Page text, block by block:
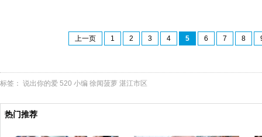
上一页 1 2 3 4 5 6 7 8
标签： 说出你的爱 520 小编 徐闻菠萝 湛江市区
热门推荐